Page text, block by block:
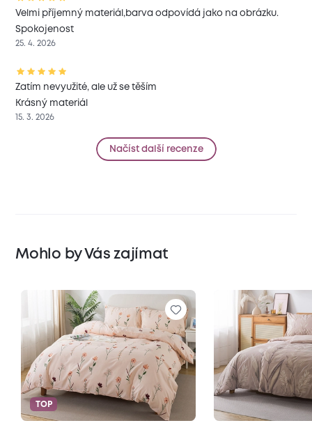
Velmi příjemný materiál,barva odpovídá jako na obrázku.
Spokojenost
25. 4. 2026
Zatím nevyužité, ale už se těším
Krásný materiál
15. 3. 2026
Načíst další recenze
Mohlo by Vás zajímat
TOP